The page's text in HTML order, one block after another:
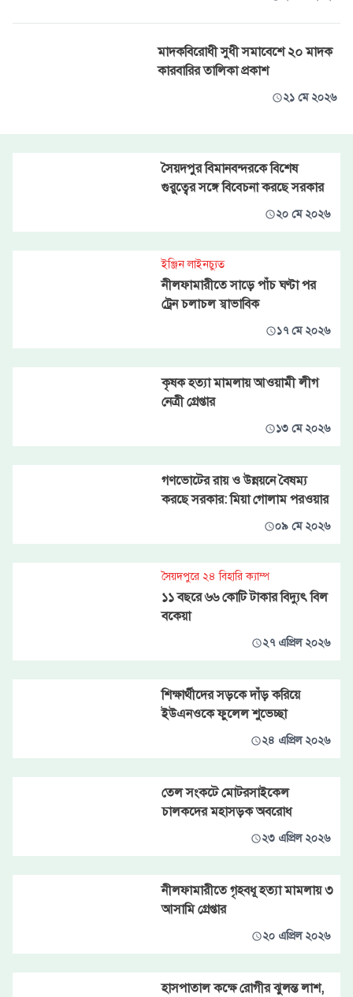
মাদকবিরোধী সুধী সমাবেশে ২০ মাদক
কারবারির তালিকা প্রকাশ
২১ মে ২০২৬
সৈয়দপুর বিমানবন্দরকে বিশেষ
গুরুত্বের সঙ্গে বিবেচনা করছে সরকার
২০ মে ২০২৬
ইঞ্জিন লাইনচ্যুত
নীলফামারীতে সাড়ে পাঁচ ঘণ্টা পর
ট্রেন চলাচল স্বাভাবিক
১৭ মে ২০২৬
কৃষক হত্যা মামলায় আওয়ামী লীগ
নেত্রী গ্রেপ্তার
১৩ মে ২০২৬
গণভোটের রায় ও উন্নয়নে বৈষম্য
করছে সরকার: মিয়া গোলাম পরওয়ার
০৯ মে ২০২৬
সৈয়দপুরে ২৪ বিহারি ক্যাম্প
১১ বছরে ৬৬ কোটি টাকার বিদ্যুৎ বিল
বকেয়া
২৭ এপ্রিল ২০২৬
শিক্ষার্থীদের সড়কে দাঁড় করিয়ে
ইউএনওকে ফুলেল শুভেচ্ছা
২৪ এপ্রিল ২০২৬
তেল সংকটে মোটরসাইকেল
চালকদের মহাসড়ক অবরোধ
২৩ এপ্রিল ২০২৬
নীলফামারীতে গৃহবধূ হত্যা মামলায় ৩
আসামি গ্রেপ্তার
২০ এপ্রিল ২০২৬
হাসপাতাল কক্ষে রোগীর ঝুলন্ত লাশ,